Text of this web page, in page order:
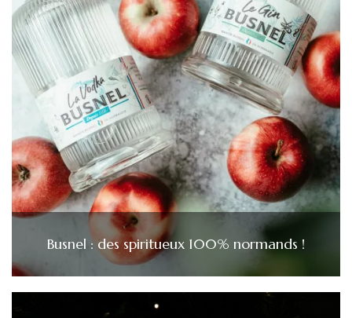
Busnel : des spiritueux 100% normands !